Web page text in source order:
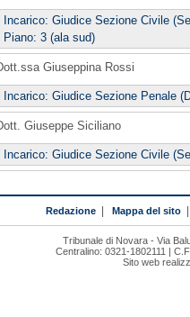
Incarico: Giudice Sezione Civile
Piano: 3 (ala sud)
Giuseppina Rossi
Incarico: Giudice Sezione Penale
Giuseppe Siciliano
Incarico: Giudice Sezione Civile
Redazione| Mappa del sito
Tribunale di Novara - Via
Centralino: 0321-1802111 |
Sito web